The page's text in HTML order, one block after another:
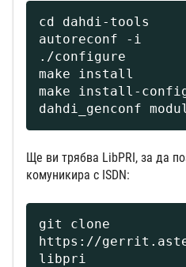
cd dahdi-tools
autoreconf -i
./configure
make install
make install-
dahdi_genconf
Ще ви трябва LibPRI, за да
комуникира с ISDN:
git clone
https://
libpri